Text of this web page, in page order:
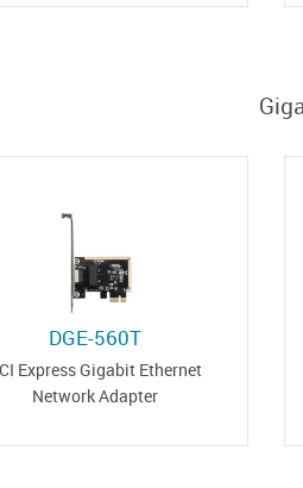
DGE-560T
Express Gigabit Ethernet
Network Adapter